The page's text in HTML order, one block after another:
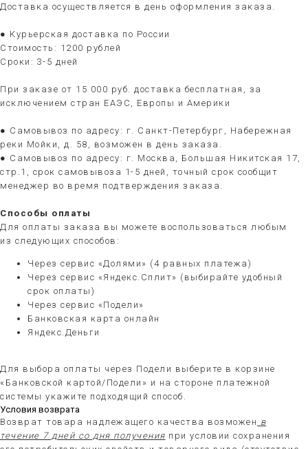
Доставка осуществляется в день оформления заказа.
● Курьерская доставка по России
Стоимость: 1200 рублей
Сроки: 3-5 дней
При заказе от 15 000 руб. доставка бесплатная, за
исключением стран ЕАЭС, Европы и Америки
● Самовывоз по адресу: г. Санкт-Петербург, Набережная
реки Мойки, д. 58, возможен в день заказа.
● Самовывоз по адресу: г. Москва, Большая Никитская 17,
стр.1, срок самовывоза 1-5 дней, точный срок сообщит
менеджер во время подтверждения заказа.
Способы оплаты
Для оплаты заказа вы можете воспользоваться любым
из следующих способов:
Через сервис «Долями» (4 равных платежа)
Через сервис «Яндекс.Сплит» (выбирайте удобный
срок оплаты)
Через сервис «Подели»
Банковская карта онлайн
Яндекс.Деньги
Для выбора оплаты через Подели выберите в корзине
«Банковской картой/Подели» и на стороне платежной
системы укажите подходящий способ.
Условия возврата
Возврат товара надлежащего качества возможен в
течение 7 дней со дня получения при условии сохранения